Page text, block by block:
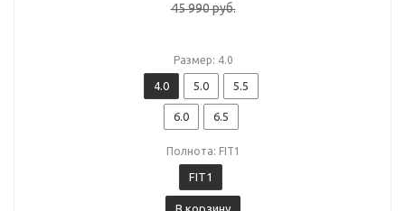
45 990руб.
Размер: 4.0
4.0 5.0 5.5
6.0 6.5
Полнота: FIT1
FIT1
В корзину